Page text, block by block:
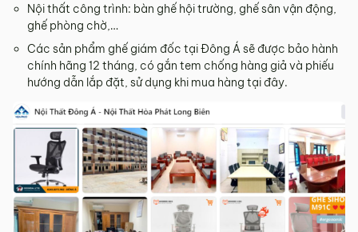
Nội thất công trình: bàn ghế hội trường, ghế sân vận động,
ghế phòng chờ,…
Các sản phẩm ghế giám đốc tại Đông Á sẽ được bảo hành
chính hãng 12 tháng, có gắn tem chống hàng giả và phiếu
hướng dẫn lắp đặt, sử dụng khi mua hàng tại đây.